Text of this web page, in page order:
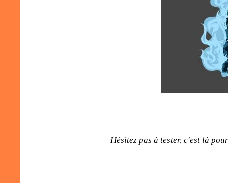
Hésitez pas à tester, c'est là